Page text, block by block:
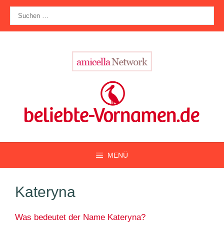
Zum
Inhalt
springen
nach:
MENÜ
Kateryna
Was bedeutet der Name Kateryna?